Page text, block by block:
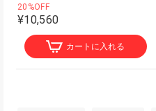
20%OFF
¥10,560
カートに入れる